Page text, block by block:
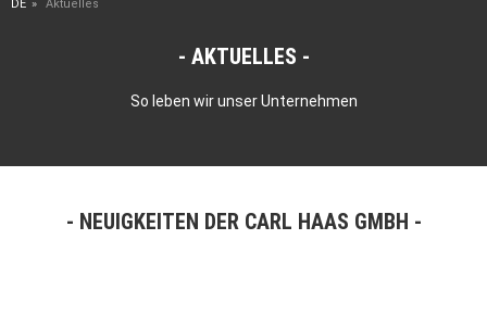
DE Aktuelles
AKTUELLES
So leben wir unser Unternehmen
NEUIGKEITEN DER CARL HAAS GMBH